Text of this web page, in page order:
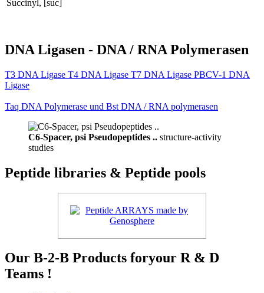
Succinyl, [suc]
DNA Ligasen - DNA / RNA Polymerasen
T3 DNA Ligase T4 DNA Ligase T7 DNA Ligase PBCV-1 DNA
Ligase
Taq DNA Polymerase und Bst DNA / RNA polymerasen
C6-Spacer, psi Pseudopeptides .. structure-activity
studies
Peptide libraries & Peptide pools
Our B-2-B Products foryour R & D
Teams !